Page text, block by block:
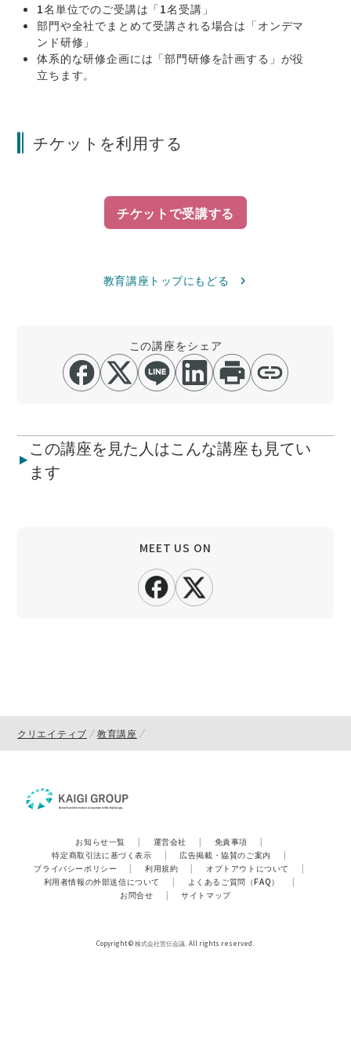
1名単位でのご受講は「1名受講」
部門や全社でまとめて受講される場合は「オンデマ
ンド研修」
体系的な研修企画には「部門研修を計画する」が役
立ちます。
チケットを利用する
チケットで受講する
教育講座トップにもどる
この講座をシェア
この講座を見た人はこんな講座も見てい
ます
MEET US ON
クリエイティブ 教育講座
お知らせ一覧 | 運営会社 | 免責事項
|
特定商取引法に基づく表示
| 広告掲載・協賛のご案内
|
プライバシーポリシー
| 利用規約 | オプトアウトについて
|
利用者情報の外部送信について
| よくあるご質問（FAQ）
|
お問合せ
| サイトマップ
Copyright © 株式会社宣伝会議. All rights reserved.